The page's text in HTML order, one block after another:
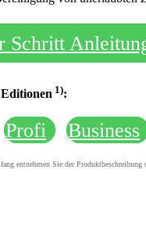
Schritt
1):
Profi Business
entnehmen Sie der